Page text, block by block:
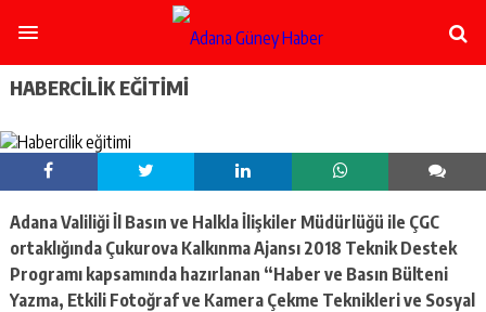
escort
ataşehir
escort
kadıköy
escort
ümraniye
escort
HABERCILIK EĞITIMI
Adana Valiliği İl Basın ve Halkla İlişkiler Müdürlüğü ile ÇGC
ortaklığında Çukurova Kalkınma Ajansı 2018 Teknik Destek
Programı kapsamında hazırlanan “Haber ve Basın Bülteni
Yazma, Etkili Fotoğraf ve Kamera Çekme Teknikleri ve Sosyal